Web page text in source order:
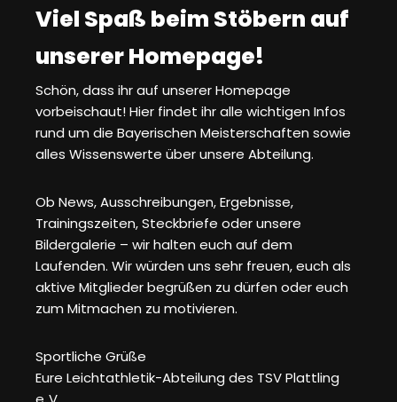
Viel Spaß beim Stöbern auf
unserer Homepage!
Schön, dass ihr auf unserer Homepage
vorbeischaut! Hier findet ihr alle wichtigen Infos
rund um die Bayerischen Meisterschaften sowie
alles Wissenswerte über unsere Abteilung.
Ob News, Ausschreibungen, Ergebnisse,
Trainingszeiten, Steckbriefe oder unsere
Bildergalerie – wir halten euch auf dem
Laufenden. Wir würden uns sehr freuen, euch als
aktive Mitglieder begrüßen zu dürfen oder euch
zum Mitmachen zu motivieren.
Sportliche Grüße
Eure Leichtathletik-Abteilung des TSV Plattling